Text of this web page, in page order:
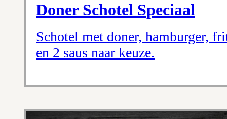
Doner Schotel Speciaal
Schotel met doner, hamburger,
en 2 saus naar keuze.